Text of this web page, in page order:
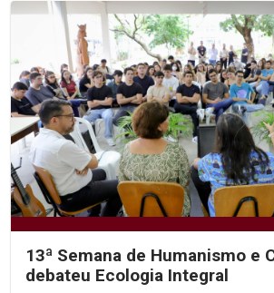
13ª Semana de Humanismo e
debateu Ecologia Integral